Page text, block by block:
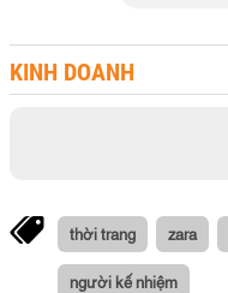
KINH DOANH
thời trang zara
người kế nhiệm